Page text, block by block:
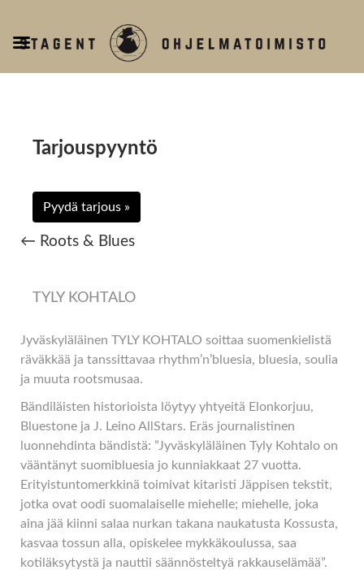
T
Tarjouspyyntö
Pyydä tarjous »
← Roots & Blues
TYLY KOHTALO
Jyväskyläläinen TYLY KOHTALO soittaa suomenkielistä
räväkkää ja tanssittavaa rhythm’n’bluesia, bluesia, soulia
ja muuta rootsmusaa.
Bändiläisten historioista löytyy yhtyeitä Elonkorjuu,
Bluestone ja J. Leino AllStars. Eräs journalistinen
luonnehdinta bändistä: ”Jyväskyläläinen Tyly Kohtalo on
vääntänyt suomibluesia jo kunniakkaat 27 vuotta.
Erityistuntomerkkinä toimivat kitaristi Jäppisen tekstit,
jotka ovat oodi suomalaiselle miehelle; miehelle, joka
aina jää kiinni salaa nurkan takana naukatusta Kossusta,
kasvaa tossun alla, opiskelee mykkäkoulussa, saa
kotiläksytystä ja nauttii säännösteltyä rakkauselämää”.